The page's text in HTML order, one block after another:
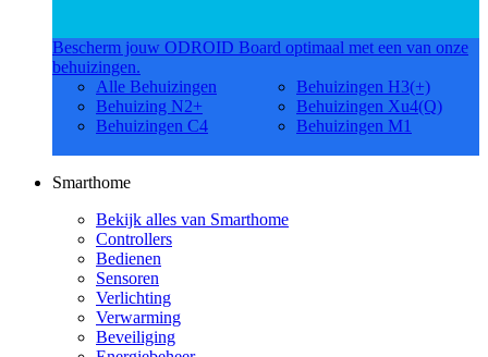
Bescherm jouw ODROID Board optimaal met een van onze
behuizingen.
Alle Behuizingen
Behuizing N2+
Behuizingen C4
Behuizingen H3(+)
Behuizingen Xu4(Q)
Behuizingen M1
Smarthome
Bekijk alles van Smarthome
Controllers
Bedienen
Sensoren
Verlichting
Verwarming
Beveiliging